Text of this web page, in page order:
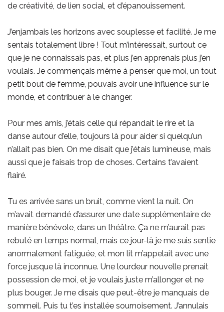
de créativité, de lien social, et d’épanouissement.
J’enjambais les horizons avec souplesse et facilité. Je me
sentais totalement libre ! Tout m’intéressait, surtout ce
que je ne connaissais pas, et plus j’en apprenais plus j’en
voulais. Je commençais même à penser que moi, un tout
petit bout de femme, pouvais avoir une influence sur le
monde, et contribuer à le changer.
Pour mes amis, j’étais celle qui répandait le rire et la
danse autour d’elle, toujours là pour aider si quelqu’un
n’allait pas bien. On me disait que j’étais lumineuse, mais
aussi que je faisais trop de choses. Certains t’avaient
flairé.
Tu es arrivée sans un bruit, comme vient la nuit. On
m’avait demandé d’assurer une date supplémentaire de
manière bénévole, dans un théâtre. Ça ne m’aurait pas
rebuté en temps normal, mais ce jour-là je me suis sentie
anormalement fatiguée, et mon lit m’appelait avec une
force jusque là inconnue. Une lourdeur nouvelle prenait
possession de moi, et je voulais juste m’allonger et ne
plus bouger. Je me disais que peut-être je manquais de
sommeil. Puis tu t’es installée sournoisement. J’annulais